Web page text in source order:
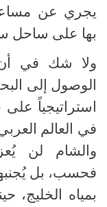
يجري عن
بها على ساحل
ولا شك في أن
الوصول إلى
استراتيجياً
في العالم
والشام لن
فحسب، بل
بمياه الخليج،